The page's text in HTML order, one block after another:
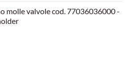
molle valvole cod. 77036036000 -